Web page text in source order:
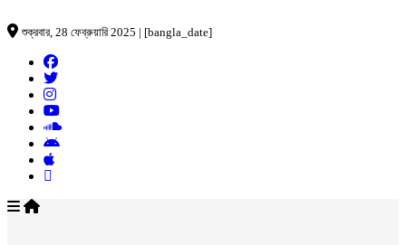
শুক্রবার, 28 ফেব্রুয়ারি 2025 | [bangla_date]